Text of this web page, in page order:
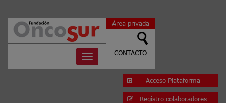
Toggle
navigation
Área privada
CONTACTO
Acceso Plataforma
Registro colaboradores